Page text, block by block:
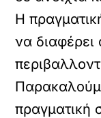
Η
να διαφέρει
πραγματική